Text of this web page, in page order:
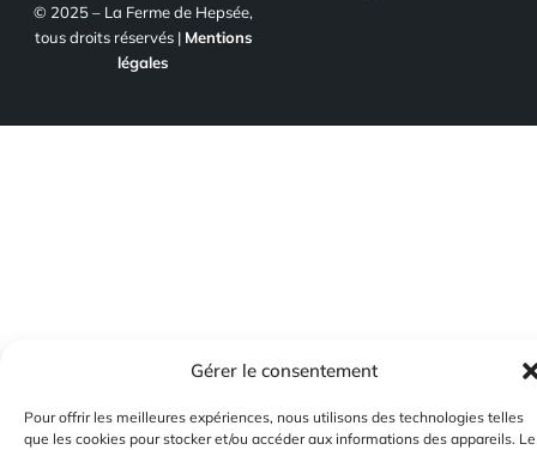
Gérer le consentement
Pour offrir les meilleures expériences, nous utilisons des technologies telles
que les cookies pour stocker et/ou accéder aux informations des appareils. Le
© 2025 – La Ferme de Hepsée,
tous droits réservés | Mentions
légales